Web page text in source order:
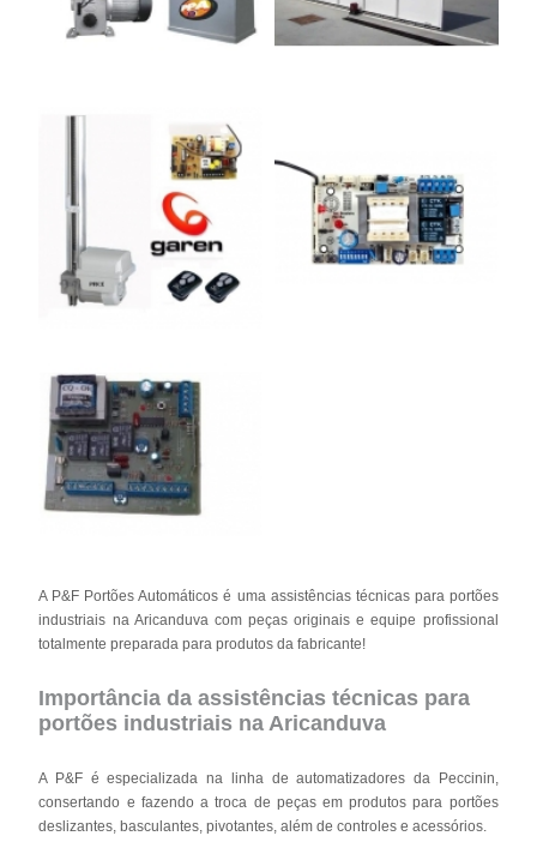
A P&F Portões Automáticos é uma assistências técnicas para portões
industriais na Aricanduva com peças originais e equipe profissional
totalmente preparada para produtos da fabricante!
Importância da assistências técnicas para
portões industriais na Aricanduva
A P&F é especializada na linha de automatizadores da Peccinin,
consertando e fazendo a troca de peças em produtos para portões
deslizantes, basculantes, pivotantes, além de controles e acessórios.